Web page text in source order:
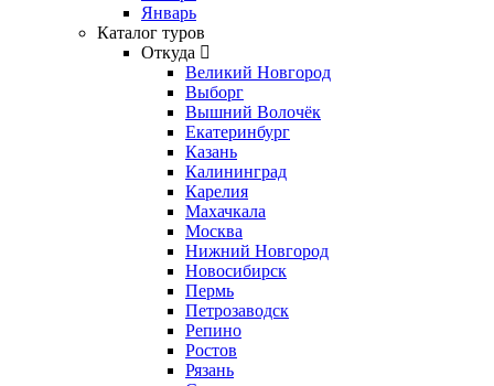
Январь
Каталог туров
Откуда
Великий Новгород
Выборг
Вышний Волочёк
Екатеринбург
Казань
Калининград
Карелия
Махачкала
Москва
Нижний Новгород
Новосибирск
Пермь
Петрозаводск
Репино
Ростов
Рязань